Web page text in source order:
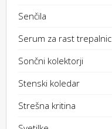
Senčila
Serum za rast trepalnic
Sončni kolektorji
Stenski koledar
Strešna kritina